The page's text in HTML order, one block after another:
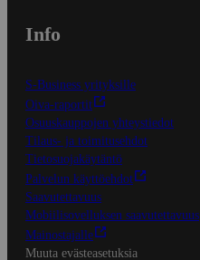
Info
S-Business yrityksille
Oiva-raportit
Osuuskauppojen yhteystiedot
Tilaus- ja toimitusehdot
Tietosuojakäytäntö
Palvelun käyttöehdot
Saavutettavuus
Mobiilisovelluksen saavutettavuus
Mainostajalle
Muuta evästeasetuksia